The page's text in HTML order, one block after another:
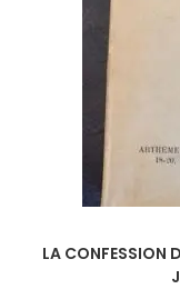
LA CONFESSION